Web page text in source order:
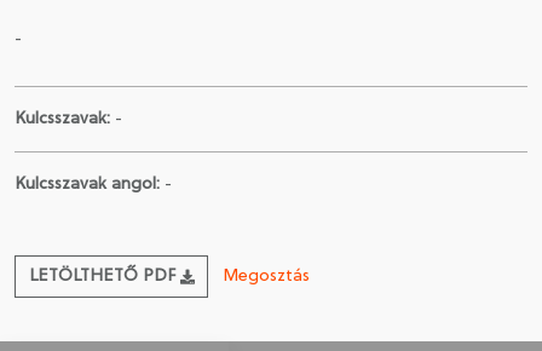
-
Kulcsszavak: -
Kulcsszavak angol: -
LETÖLTHETŐ PDF Megosztás